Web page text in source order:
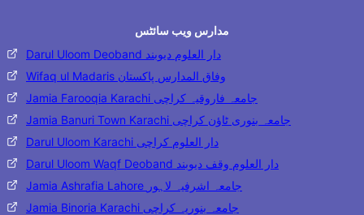
مدارس ویب سائٹس
Darul Uloom Deoband دار العلوم دیوبند
Wifaq ul Madaris وفاق المدارس پاکستان
Jamia Farooqia Karachi جامعہ فاروقیہ کراچی
Jamia Banuri Town Karachi جامعہ بنوری ٹاؤن کراچی
Darul Uloom Karachi دار العلوم کراچی
Darul Uloom Waqf Deoband دار العلوم وقف دیوبند
Jamia Ashrafia Lahore جامعہ اشرفیہ لاہور
Jamia Binoria Karachi جامعہ بنوریہ کراچی